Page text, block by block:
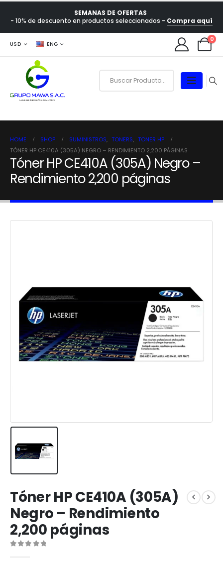
SEMANAS DE OFERTAS
- 10% de descuento en productos seleccionados - Compra aquí
USD ENG
0
HOME SHOP SUMINISTROS, TONERS, TONER HP
TÓNER HP CE410A (305A) NEGRO – RENDIMIENTO 2,200 PÁGINAS
Tóner HP CE410A (305A) Negro –
Rendimiento 2,200 páginas
Tóner HP CE410A (305A)
Negro – Rendimiento
2,200 páginas